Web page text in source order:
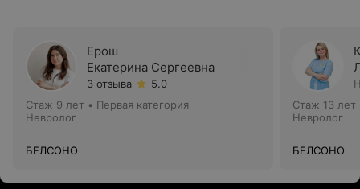
Ерош
Екатерина Сергеевна
3 отзыва
5.0
Стаж 9 лет • Первая категория
Невролог
БЕЛСОНО
Стаж 13 лет
Невролог
БЕЛСОНО